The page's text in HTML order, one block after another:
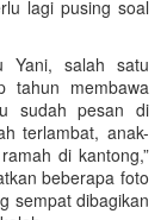
lagi pusing soal
Yani, salah satu
tahun membawa
sudah pesan di
terlambat, anak-
di kantong,”
beberapa foto
sempat dibagikan